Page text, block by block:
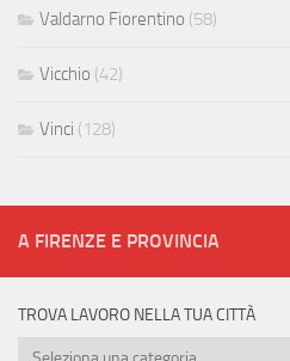
Valdarno Fiorentino (58)
Vicchio (42)
Vinci (128)
A FIRENZE E PROVINCIA
TROVA LAVORO NELLA TUA CITTÀ
Trova